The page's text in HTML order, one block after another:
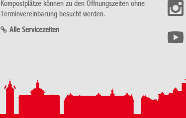
Kompostplätze können zu den Öffnungszeiten ohne
Terminvereinbarung besucht werden.
Alle Servicezeiten